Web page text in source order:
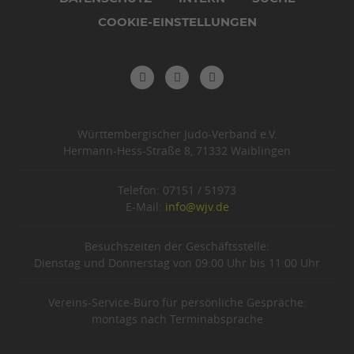
COOKIE-EINSTELLUNGEN
Württembergischer Judo-Verband e.V.
Hermann-Hess-Straße 8, 71332 Waiblingen
Telefon: 07151 / 51973
E-Mail: info@wjv.de
Besuchszeiten der Geschäftsstelle:
Dienstag und Donnerstag von 09:00 Uhr bis 11:00 Uhr
Vereins-Service-Büro für persönliche Gespräche:
montags nach Terminabsprache